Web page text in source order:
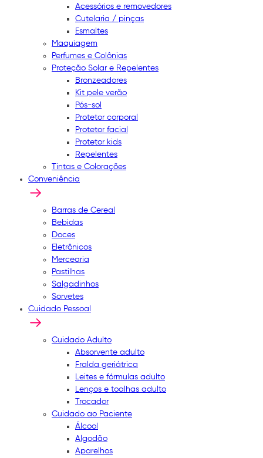
Acessórios e removedores
Cutelaria / pinças
Esmaltes
Maquiagem
Perfumes e Colônias
Proteção Solar e Repelentes
Bronzeadores
Kit pele verão
Pós-sol
Protetor corporal
Protetor facial
Protetor kids
Repelentes
Tintas e Colorações
Conveniência
Barras de Cereal
Bebidas
Doces
Eletrônicos
Mercearia
Pastilhas
Salgadinhos
Sorvetes
Cuidado Pessoal
Cuidado Adulto
Absorvente adulto
Fralda geriátrica
Leites e fórmulas adulto
Lenços e toalhas adulto
Trocador
Cuidado ao Paciente
Álcool
Algodão
Aparelhos